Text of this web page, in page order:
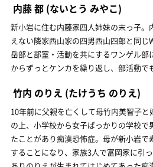
内藤 都 (ないとう みやこ)
新小岩に住む内藤家四人姉妹の末っ子。
えない隣家西山家の四男西山四郎と同じ
岳部と部室・活動を共にするワンゲル部
からずっとケンカを繰り返し、部活動で
竹内 のりえ (たけうち のりえ)
10年前に父親を亡くして母竹内美智子
の上、小学校から女子ばっかりの学校で
たことがあり痴漢恐怖症。母が新小岩
することになり、家族3人で富岡家に引